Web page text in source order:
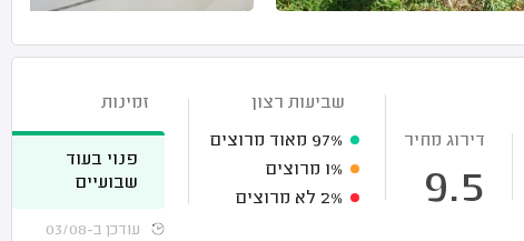
דירוג מחיר
9.5
שביעות רצון
97% מאוד מרוצים
1% מרוצים
2% לא מרוצים
זמינות
פנוי בעוד
שבועיים
עודכן ב-03/08